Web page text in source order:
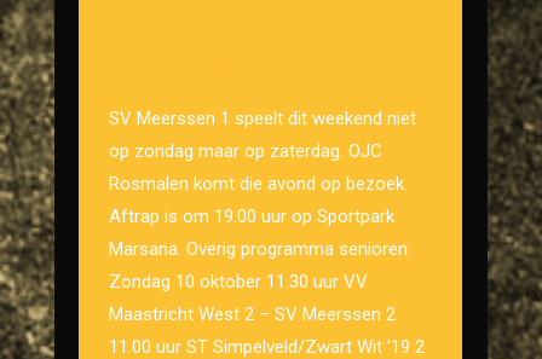
SV Meerssen 1 speelt dit weekend niet
op zondag maar op zaterdag. OJC
Rosmalen komt die avond op bezoek.
Aftrap is om 19.00 uur op Sportpark
Marsana. Overig programma senioren:
Zondag 10 oktober 11.30 uur VV
Maastricht West 2 – SV Meerssen 2
11.00 uur ST Simpelveld/Zwart Wit ’19 2